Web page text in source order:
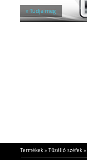
» Tudja meg
Termékek» Tűzálló széfek»